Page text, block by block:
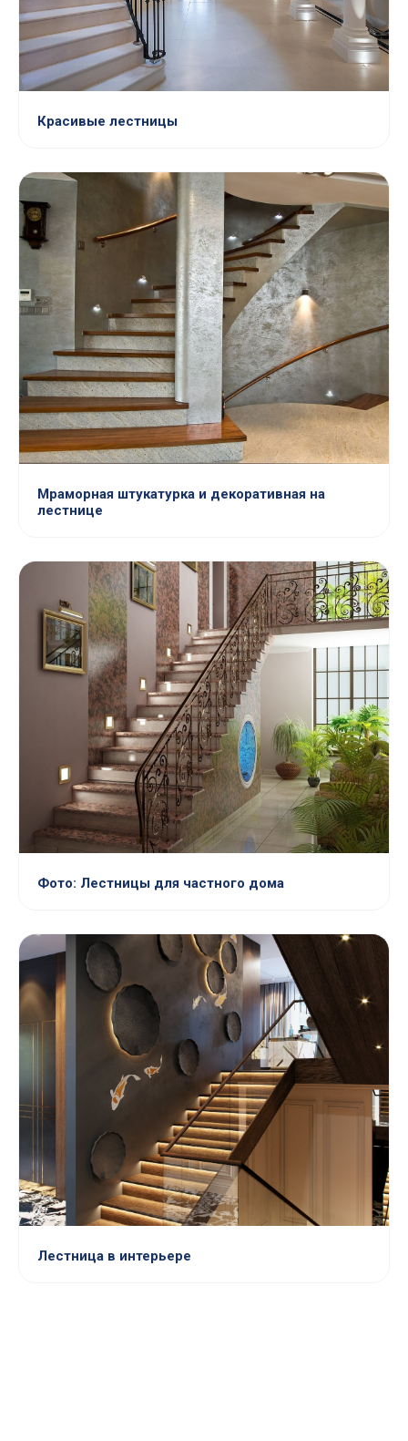
Красивые лестницы
Мраморная штукатурка и декоративная на
лестнице
Фото: Лестницы для частного дома
Лестница в интерьере